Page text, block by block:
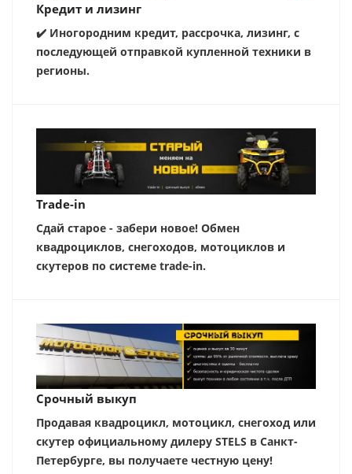
Кредит и лизинг
✔️ Иногородним кредит, рассрочка, лизинг, с
последующей отправкой купленной техники в
регионы.
Trade-in
Сдай старое - забери новое! Обмен
квадроциклов, снегоходов, мотоциклов и
скутеров по системе trade-in.
Срочный выкуп
Продавая квадроцикл, мотоцикл, снегоход или
скутер официальному дилеру STELS в Санкт-
Петербурге, вы получаете честную цену!